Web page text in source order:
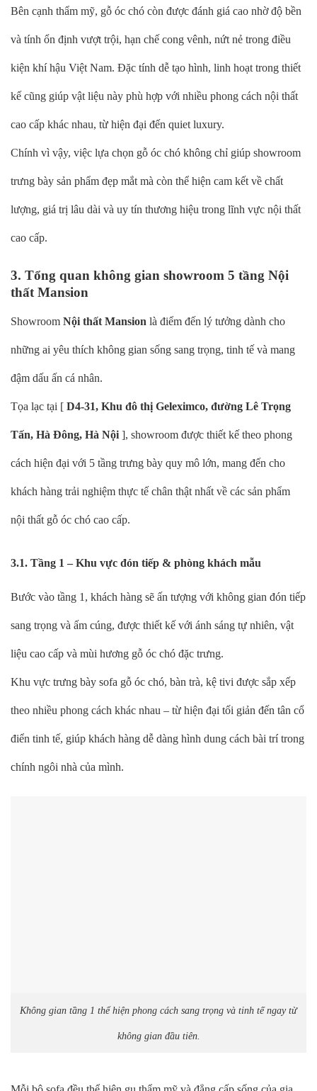
Bên cạnh thẩm mỹ, gỗ óc chó còn được đánh giá cao nhờ độ bền
và tính ổn định vượt trội, hạn chế cong vênh, nứt nẻ trong điều
kiện khí hậu Việt Nam. Đặc tính dễ tạo hình, linh hoạt trong thiết
kế cũng giúp vật liệu này phù hợp với nhiều phong cách nội thất
cao cấp khác nhau, từ hiện đại đến quiet luxury.
Chính vì vậy, việc lựa chọn gỗ óc chó không chỉ giúp showroom
trưng bày sản phẩm đẹp mắt mà còn thể hiện cam kết về chất
lượng, giá trị lâu dài và uy tín thương hiệu trong lĩnh vực nội thất
cao cấp.
3. Tổng quan không gian showroom 5 tầng Nội
thất Mansion
Showroom Nội thất Mansion là điểm đến lý tưởng dành cho
những ai yêu thích không gian sống sang trọng, tinh tế và mang
đậm dấu ấn cá nhân.
Tọa lạc tại [ D4-31, Khu đô thị Geleximco, đường Lê Trọng
Tấn, Hà Đông, Hà Nội ], showroom được thiết kế theo phong
cách hiện đại với 5 tầng trưng bày quy mô lớn, mang đến cho
khách hàng trải nghiệm thực tế chân thật nhất về các sản phẩm
nội thất gỗ óc chó cao cấp.
3.1. Tầng 1 – Khu vực đón tiếp & phòng khách mẫu
Bước vào tầng 1, khách hàng sẽ ấn tượng với không gian đón tiếp
sang trọng và ấm cúng, được thiết kế với ánh sáng tự nhiên, vật
liệu cao cấp và mùi hương gỗ óc chó đặc trưng.
Khu vực trưng bày sofa gỗ óc chó, bàn trà, kệ tivi được sắp xếp
theo nhiều phong cách khác nhau – từ hiện đại tối giản đến tân cổ
điển tinh tế, giúp khách hàng dễ dàng hình dung cách bài trí trong
chính ngôi nhà của mình.
Không gian tầng 1 thể hiện phong cách sang trọng và tinh tế ngay từ
không gian đầu tiên.